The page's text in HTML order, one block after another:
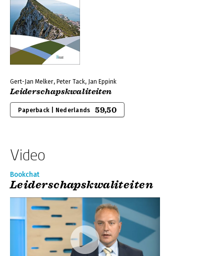
Gert-Jan Melker, Peter Tack, Jan Eppink
Leiderschapskwaliteiten
Paperback | Nederlands 59,50
Video
Bookchat
Leiderschapskwaliteiten